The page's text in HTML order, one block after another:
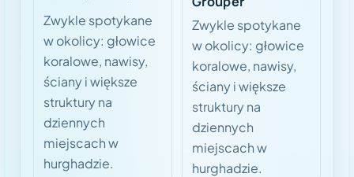
Zwykle spotykane
w okolicy: głowice
koralowe, nawisy,
ściany i większe
struktury na
dziennych
miejscach w
hurghadzie.
Zwykle spotykane
w okolicy: głowice
koralowe, nawisy,
ściany i większe
struktury na
dziennych
miejscach w
hurghadzie.